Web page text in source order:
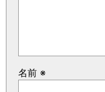
名前 ※